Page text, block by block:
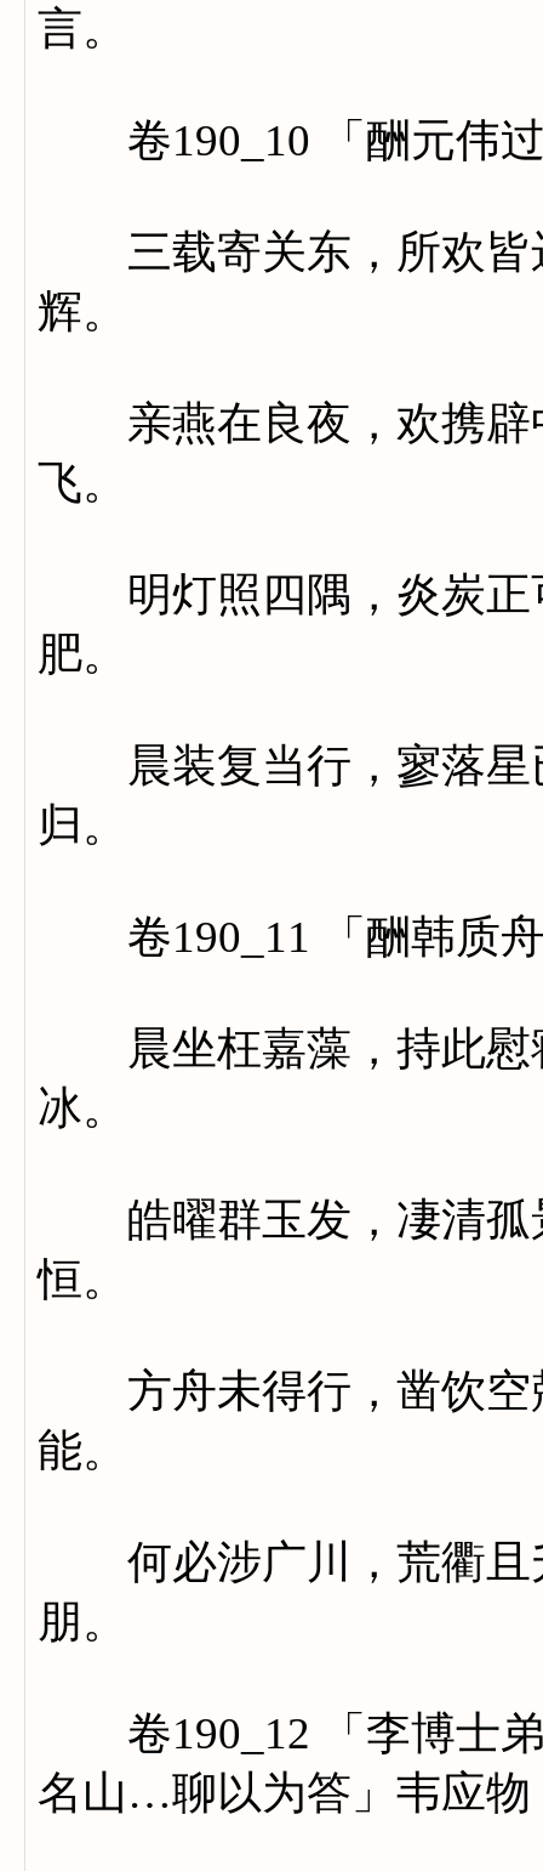
言。
卷190_10 「酬元伟过
三载寄关东，所欢皆
辉。
亲燕在良夜，欢携辟
飞。
明灯照四隅，炎炭正
肥。
晨装复当行，寥落星
归。
卷190_11 「酬韩质舟
晨坐枉嘉藻，持此慰
冰。
皓曜群玉发，凄清孤
恒。
方舟未得行，凿饮空
能。
何必涉广川，荒衢且
朋。
卷190_12 「李博士弟
名山…聊以为答」韦应物